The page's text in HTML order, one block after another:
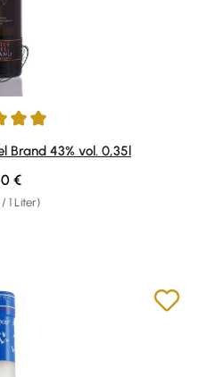
5 von 5 Sternen
Brand 43% vol. 0,35l
1 Liter)
Preis:
€